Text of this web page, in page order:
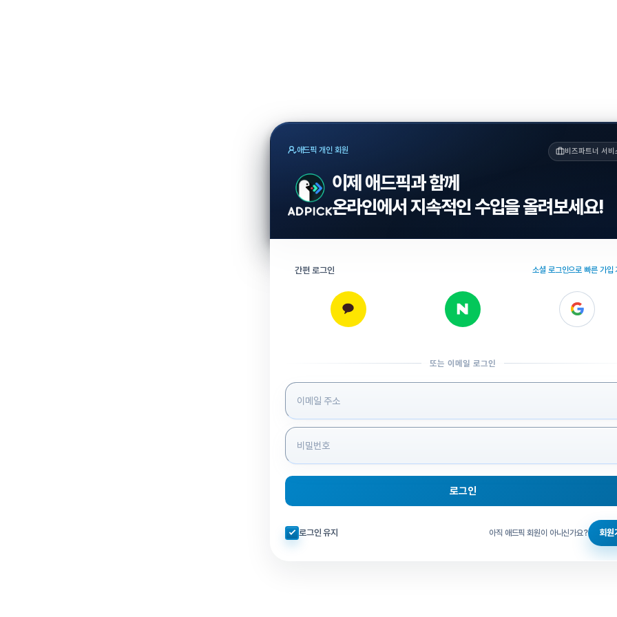
애드픽 개인 회원 비즈파트너 서비
이제 애드픽과 함께
온라인에서 지속적인 수입을 올려보세요!
간편 로그인 소셜 로그인으로 빠른 가입
또는 이메일 로그인
로그인 정보 입력
로그인
자동로그인 체크
로그인 유지 아직 애드픽 회원이 아니신가요? 회원